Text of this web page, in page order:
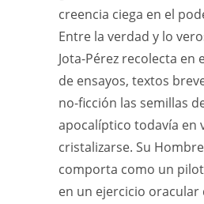
creencia ciega en el
Entre la verdad y lo
Jota-Pérez recolecta en
de ensayos, textos
no-ficción las semillas
apocalíptico todavía en
cristalizarse. Su
comporta como un
en un ejercicio oracular